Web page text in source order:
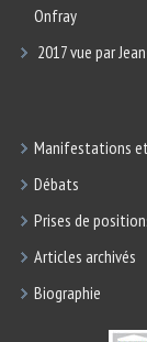
Onfray
2017 vue par
Manifestations
Débats
Prises de
Articles archivés
Biographie